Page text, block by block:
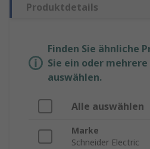
Produktdetails
Finden Sie ähnliche
Sie ein oder
auswählen.
Alle auswählen
Marke
Schneider Electric